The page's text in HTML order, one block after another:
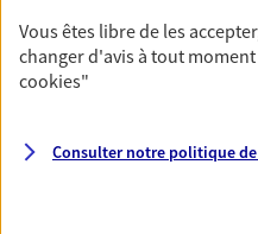
Découvrir l'offre
Couvrez vos dépenses
votre famille avec la
Vous êtes libre de les
changer d'avis à tout
cookies"
Consulter notre politique de